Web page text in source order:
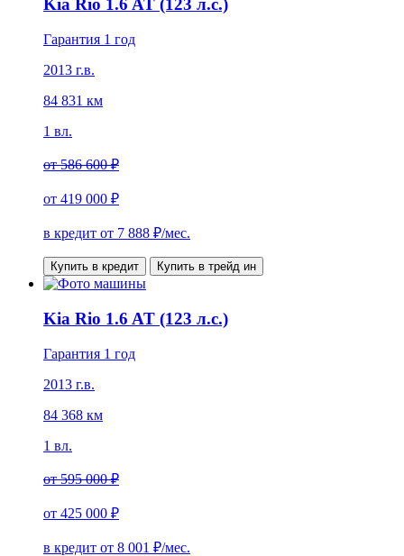
Kia Rio 1.6 AT (123 л.с.)
Гарантия 1 год
2013 г.в.
84 831 км
1 вл.
от586 600 ₽
от 419 000 ₽
в кредит от 7 888 ₽/мес.
Купить в кредит Купить в трейд ин
Kia Rio 1.6 AT (123 л.с.)
Гарантия 1 год
2013 г.в.
84 368 км
1 вл.
от595 000 ₽
от 425 000 ₽
в кредит от 8 001 ₽/мес.